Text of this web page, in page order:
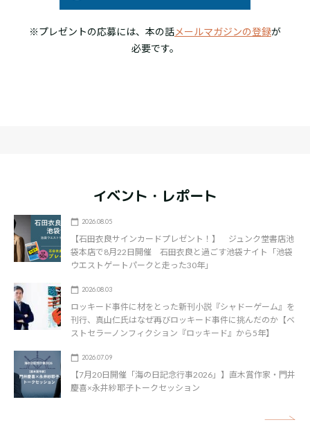
※プレゼントの応募には、本の話メールマガジンの登録が
必要です。
イベント・レポート
2026.08.05
【石田衣良サインカードプレゼント！】 ジュンク堂書店池
袋本店で8月22日開催 石田衣良と過ごす池袋ナイト「池袋
ウエストゲートパークと走った30年」
2026.08.03
ロッキード事件に材をとった新刊小説『シャドーゲーム』を
刊行、真山仁氏はなぜ再びロッキード事件に挑んだのか【ベ
ストセラーノンフィクション『ロッキード』から5年】
2026.07.09
【7月20日開催「海の日記念行事2026」】直木賞作家・門井
慶喜×永井紗耶子トークセッション